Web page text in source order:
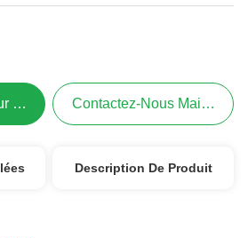
Prix Contactez-Nous Maintenant
Description De Produit